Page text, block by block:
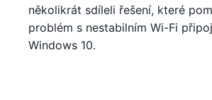
několikrát sdíleli řešení, které
problém s nestabilním Wi-Fi
Windows 10.